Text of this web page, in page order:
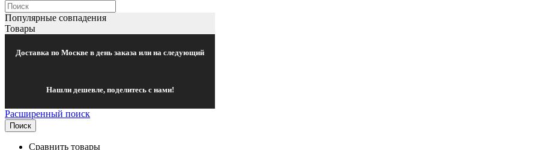
Популярные совпадения
Товары
Доставка по Москве в день заказа или на следующий
Нашли дешевле, поделитесь с нами!
Расширенный поиск
Поиск
Сравнить товары